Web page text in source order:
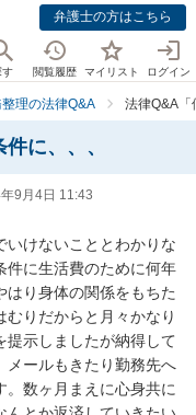
弁護士の方はこちら
す 閲覧履歴 マイリスト ログイン
理の法律Q&A 法律Q&A「
に、、、
9月4日 11:43
いけないこととわかりな
件に生活費のために何年
はり身体の関係をもちた
むりだからと月々かなり
提示しましたが納得して
メールもきたり勤務先へ
。数ヶ月まえに心身共に